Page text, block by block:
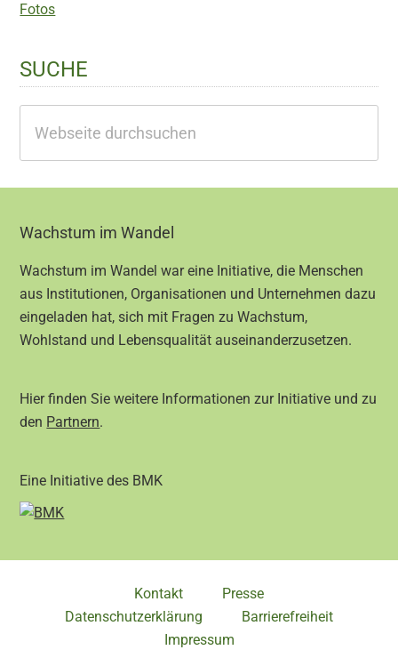
Fotos
SUCHE
durchsuchen
Footer
Wachstum im Wandel
Wachstum im Wandel war eine Initiative, die Menschen
aus Institutionen, Organisationen und Unternehmen dazu
eingeladen hat, sich mit Fragen zu Wachstum,
Wohlstand und Lebensqualität auseinanderzusetzen.
Hier finden Sie weitere Informationen zur Initiative und zu
den Partnern.
Eine Initiative des BMK
Kontakt
Presse
Datenschutzerklärung
Barrierefreiheit
Impressum